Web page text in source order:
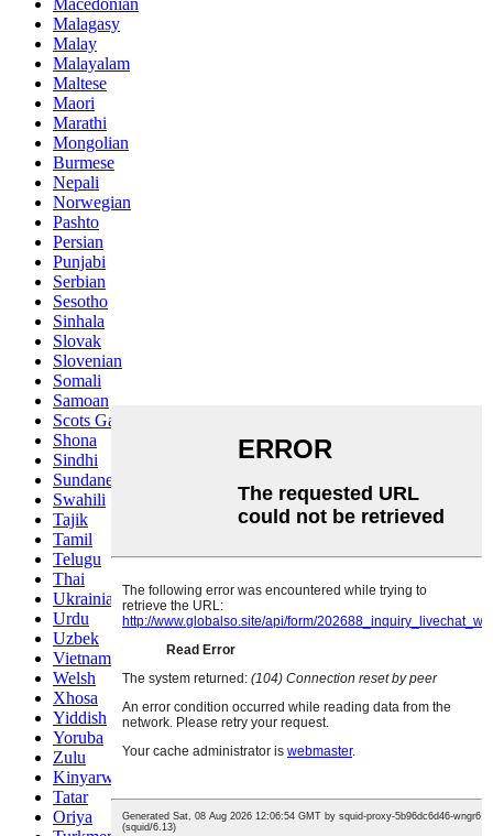
Malagasy
Malay
Malayalam
Maltese
Maori
Marathi
Mongolian
Burmese
Nepali
Norwegian
Pashto
Persian
Punjabi
Serbian
Sesotho
Sinhala
Slovak
Slovenian
Somali
Samoan
Scots Gaelic
Shona
Sindhi
Sundanese
Swahili
Tajik
Tamil
Telugu
Thai
Ukrainian
Urdu
Uzbek
Vietnamese
Welsh
Xhosa
Yiddish
Yoruba
Zulu
Kinyarwanda
Tatar
Oriya